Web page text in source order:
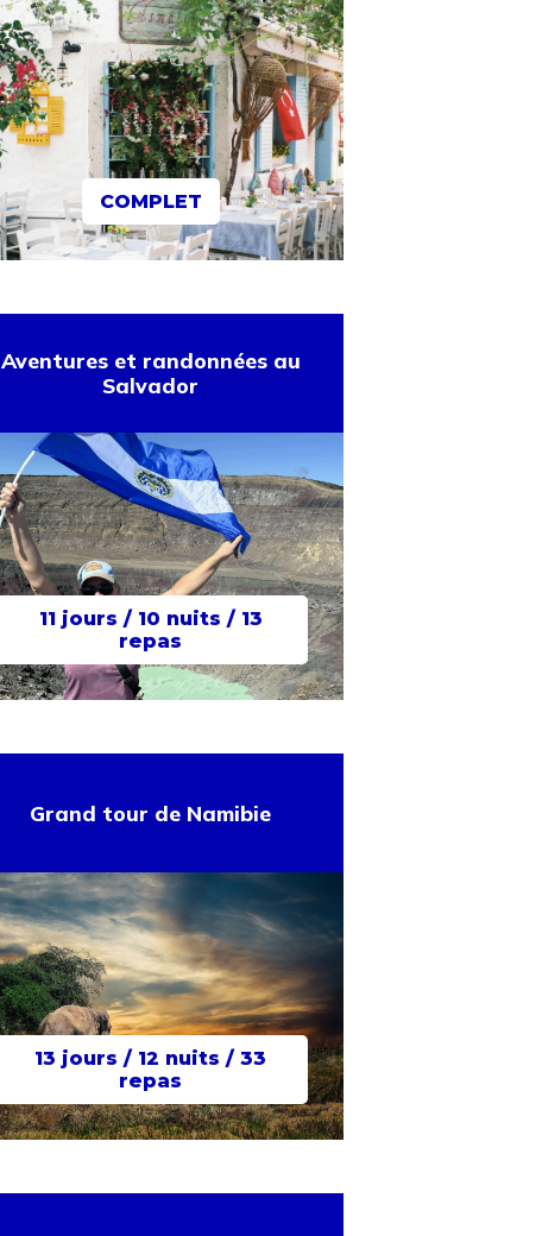
COMPLET
Aventures et randonnées au
Salvador
11 jours / 10 nuits / 13
repas
Grand tour de Namibie
13 jours / 12 nuits / 33
repas